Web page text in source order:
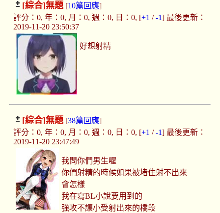
[綜合]無題[10篇回應]
評分：0, 年：0, 月：0, 週：0, 日：0, [+1 /-1] 最後更新：
2019-11-20 23:50:37
好想射精
[綜合]無題[38篇回應]
評分：0, 年：0, 月：0, 週：0, 日：0, [+1 /-1] 最後更新：
2019-11-20 23:47:49
我問你們男生喔
你們射精的時候如果被堵住射不出來
會怎樣
我在寫BL小說要用到的
強攻不讓小受射出來的橋段